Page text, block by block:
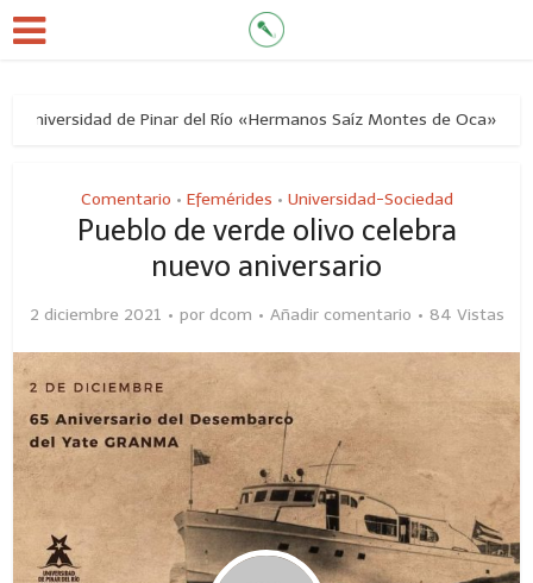
de Pinar del Río «Hermanos Saíz Montes de Oca»
Comentario • Efemérides • Universidad-Sociedad
Pueblo de verde olivo celebra
nuevo aniversario
2 diciembre 2021 por dcom Añadir comentario 84 Vistas